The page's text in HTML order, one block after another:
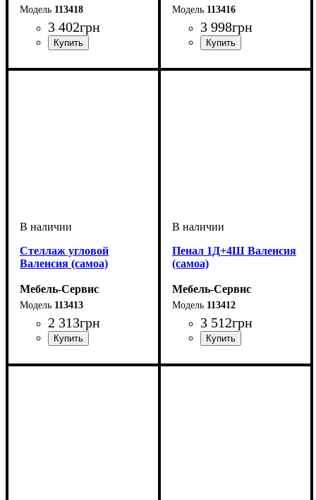
113418
3 402грн
113416
3 998грн
Стеллаж угловой
Валенсия (самоа)
Мебель-Сервис
113413
2 313грн
Пенал 1Д+4Ш Валенсия
(самоа)
Мебель-Сервис
113412
3 512грн